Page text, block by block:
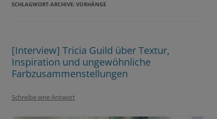
SCHLAGWORT-ARCHIVE: VORHÄNGE
[Interview] Tricia Guild über Textur,
Inspiration und ungewöhnliche
Farbzusammenstellungen
Schreibe eine Antwort